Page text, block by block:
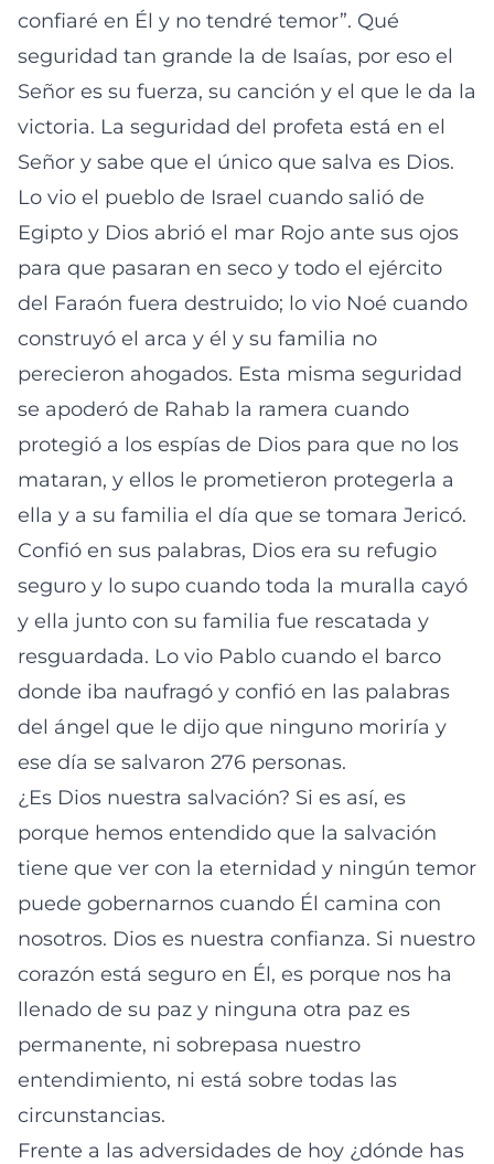
confiaré en Él y no tendré temor”. Qué
seguridad tan grande la de Isaías, por eso el
Señor es su fuerza, su canción y el que le da la
victoria. La seguridad del profeta está en el
Señor y sabe que el único que salva es Dios.
Lo vio el pueblo de Israel cuando salió de
Egipto y Dios abrió el mar Rojo ante sus ojos
para que pasaran en seco y todo el ejército
del Faraón fuera destruido; lo vio Noé cuando
construyó el arca y él y su familia no
perecieron ahogados. Esta misma seguridad
se apoderó de Rahab la ramera cuando
protegió a los espías de Dios para que no los
mataran, y ellos le prometieron protegerla a
ella y a su familia el día que se tomara Jericó.
Confió en sus palabras, Dios era su refugio
seguro y lo supo cuando toda la muralla cayó
y ella junto con su familia fue rescatada y
resguardada. Lo vio Pablo cuando el barco
donde iba naufragó y confió en las palabras
del ángel que le dijo que ninguno moriría y
ese día se salvaron 276 personas.
¿Es Dios nuestra salvación? Si es así, es
porque hemos entendido que la salvación
tiene que ver con la eternidad y ningún temor
puede gobernarnos cuando Él camina con
nosotros. Dios es nuestra confianza. Si nuestro
corazón está seguro en Él, es porque nos ha
llenado de su paz y ninguna otra paz es
permanente, ni sobrepasa nuestro
entendimiento, ni está sobre todas las
circunstancias.
Frente a las adversidades de hoy ¿dónde has